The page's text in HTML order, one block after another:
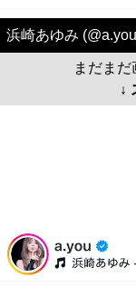
浜崎あゆみ
まだまだ
↓